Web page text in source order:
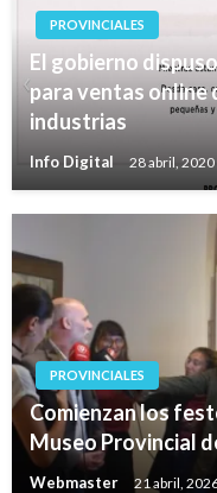
PROVINCIALES
El gobierno
para ventas online
industrias
Info Digital 28 abril, 2020
PROVINCIALES
Comienzan los
Museo Provincial
Webmaster 21 abril,